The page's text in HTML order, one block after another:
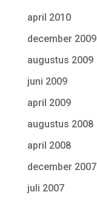
april 2010
december 2009
augustus 2009
juni 2009
april 2009
augustus 2008
april 2008
december 2007
juli 2007